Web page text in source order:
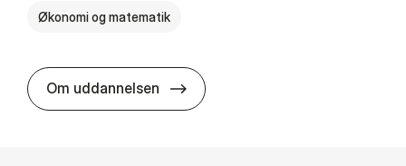
Økonomi og matematik
Om uddannelsen HA al­men erhvervs­økonomi